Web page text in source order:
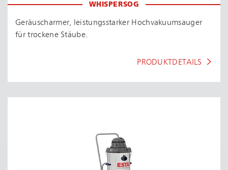
WHISPERSOG
Geräuscharmer, leis­tungs­star­ker Hoch­va­ku­um­sau­ger
für trockene Stäube.
PRODUKTDETAILS